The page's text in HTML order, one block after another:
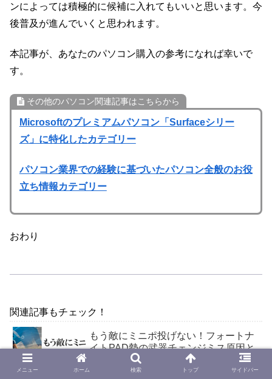
ンによっては積極的に候補に入れてもいいと思います。今
後普及が進んでいくと思われます。
本記事が、あなたのパソコン購入の参考になれば幸いで
す。
その他のパソコン関連記事はこちらから
Microsoftのプレミアムパソコン「Surfaceシリー
ズ」に特化したカテゴリー
パソコン業界での経験に基づいたパソコン全般のお役
立ち情報カテゴリー
おわり
関連記事もチェック！
もう敵にミニポ投げない！フォートナ
イトPAD勢の武器チェンジミス原因と
メニュー ホーム 検索 トップ サイドバー